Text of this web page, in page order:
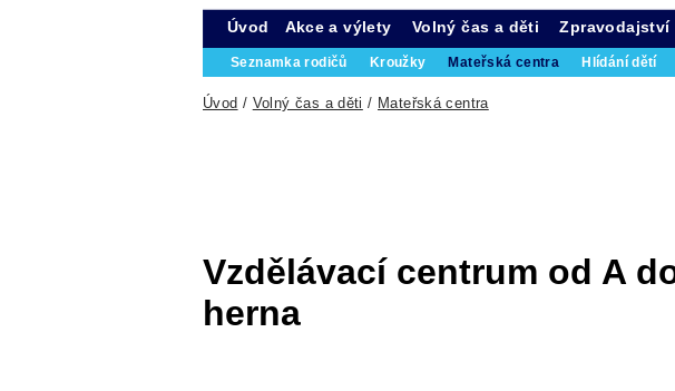
Úvod Akce a výlety Volný čas a děti
Seznamka rodičů Kroužky Mateřská centra Hlídání dětí
Zpravodajství
Úvod / Volný čas a děti / Mateřská centra
Vzdělávací centrum od A
herna